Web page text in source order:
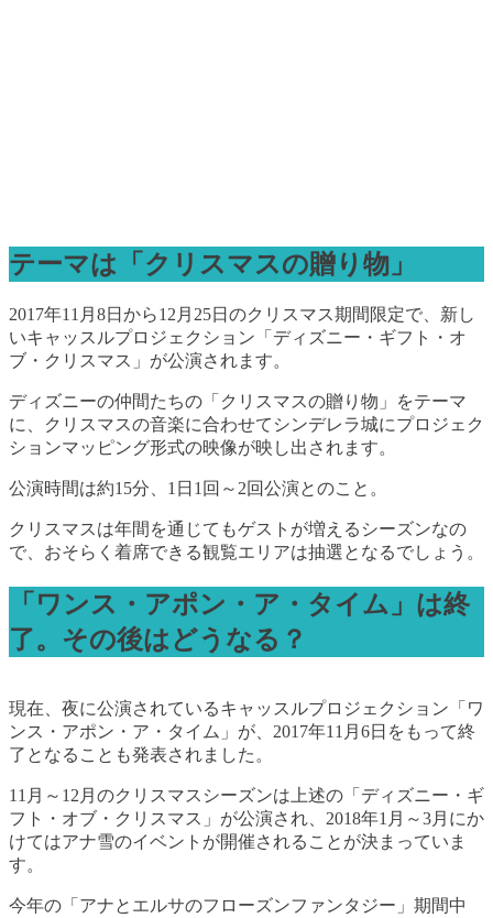
テーマは「クリスマスの贈り物」
2017年11月8日から12月25日のクリスマス期間限定で、新し
いキャッスルプロジェクション「ディズニー・ギフト・オ
ブ・クリスマス」が公演されます。
ディズニーの仲間たちの「クリスマスの贈り物」をテーマ
に、クリスマスの音楽に合わせてシンデレラ城にプロジェク
ションマッピング形式の映像が映し出されます。
公演時間は約15分、1日1回～2回公演とのこと。
クリスマスは年間を通じてもゲストが増えるシーズンなの
で、おそらく着席できる観覧エリアは抽選となるでしょう。
「ワンス・アポン・ア・タイム」は終
了。その後はどうなる？
現在、夜に公演されているキャッスルプロジェクション「ワ
ンス・アポン・ア・タイム」が、2017年11月6日をもって終
了となることも発表されました。
11月～12月のクリスマスシーズンは上述の「ディズニー・ギ
フト・オブ・クリスマス」が公演され、2018年1月～3月にか
けてはアナ雪のイベントが開催されることが決まっていま
す。
今年の「アナとエルサのフローズンファンタジー」期間中